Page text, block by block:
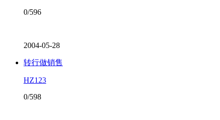
0/596
2004-05-28
转行做销售
HZ123
0/598